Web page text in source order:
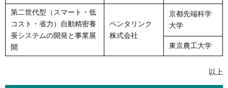
第二世代型（スマート・低
コスト・省力）自動精密養
蚕システムの開発と事業展
開
ペンタリンク
株式会社
京都先端科学
大学
東京農工大学
以上